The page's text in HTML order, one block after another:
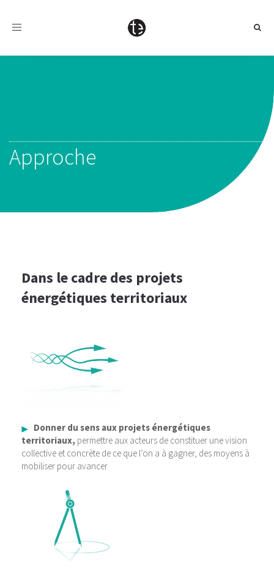
Toggle
Approche
Dans le cadre des projets
énergétiques territoriaux
Donner du sens aux projets énergétiques
territoriaux, permettre aux acteurs de constituer une vision
collective et concrète de ce que l’on a à gagner, des moyens à
mobiliser pour avancer